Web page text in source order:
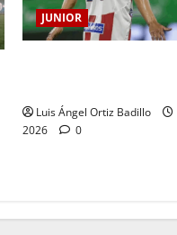
JUNIOR
Luis Ángel Ortiz Badillo
2026
0